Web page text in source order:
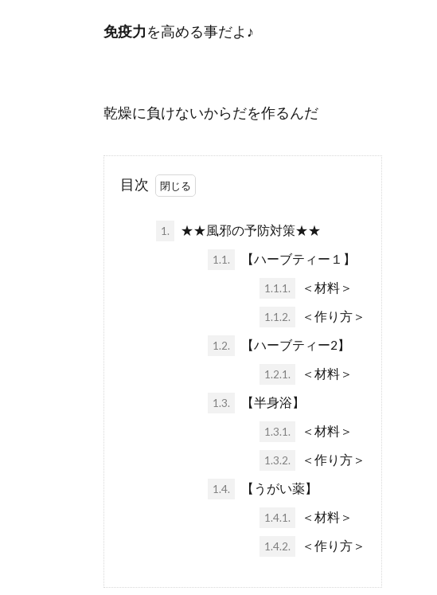
免疫力を高める事だよ♪
乾燥に負けないからだを作るんだ
目次
1. ★★風邪の予防対策★★
1.1. 【ハーブティー１】
1.1.1. ＜材料＞
1.1.2. ＜作り方＞
1.2. 【ハーブティー2】
1.2.1. ＜材料＞
1.3. 【半身浴】
1.3.1. ＜材料＞
1.3.2. ＜作り方＞
1.4. 【うがい薬】
1.4.1. ＜材料＞
1.4.2. ＜作り方＞